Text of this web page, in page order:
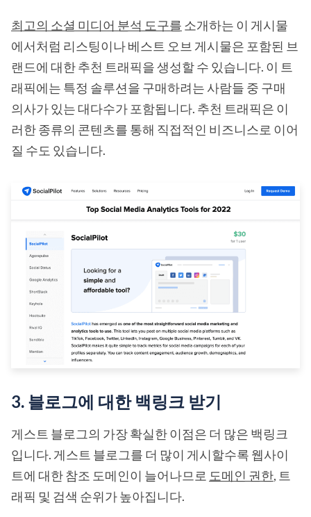
최고의 소셜 미디어 분석 도구를 소개하는 이 게시물
에서처럼 리스팅이나 베스트 오브 게시물은 포함된 브
랜드에 대한 추천 트래픽을 생성할 수 있습니다. 이 트
래픽에는 특정 솔루션을 구매하려는 사람들 중 구매
의사가 있는 대다수가 포함됩니다. 추천 트래픽은 이
러한 종류의 콘텐츠를 통해 직접적인 비즈니스로 이어
질 수도 있습니다.
3. 블로그에 대한 백링크 받기
게스트 블로그의 가장 확실한 이점은 더 많은 백링크
입니다. 게스트 블로그를 더 많이 게시할수록 웹사이
트에 대한 참조 도메인이 늘어나므로 도메인 권한, 트
래픽 및 검색 순위가 높아집니다.